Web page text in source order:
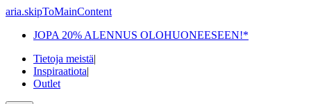
aria.skipToMainContent
JOPA 20% ALENNUS OLOHUONEESEEN!*
Tietoja meistä|
Inspiraatiota|
Outlet